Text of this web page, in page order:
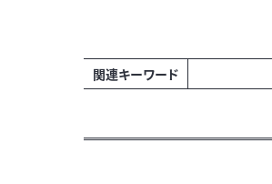
関連キーワード